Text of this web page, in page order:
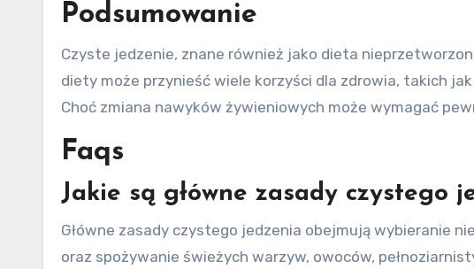
Podsumowanie
Czyste jedzenie, znane również jako dieta
diety może przynieść wiele korzyści dla zdrowia, takich
Choć zmiana nawyków żywieniowych może wymagać
Faqs
Jakie są główne zasady czystego
Główne zasady czystego jedzenia obejmują wybieranie
oraz spożywanie świeżych warzyw, owoców,